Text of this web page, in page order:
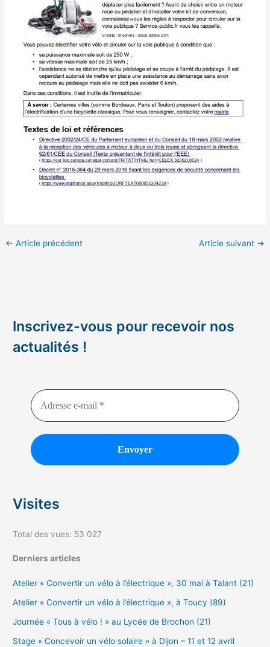
← Article précédent Article suivant →
Inscrivez-vous pour recevoir nos
actualités !
Visites
Total des vues: 53 027
Derniers articles
Atelier « Convertir un vélo à l’électrique », 30 mai à Talant (21)
Atelier « Convertir un vélo à l’électrique », à Toucy (89)
Journée « Tous à vélo ! » au Lycée de Brochon (21)
Stage « Concevoir un vélo solaire » à Dijon – 11 et 12 avril